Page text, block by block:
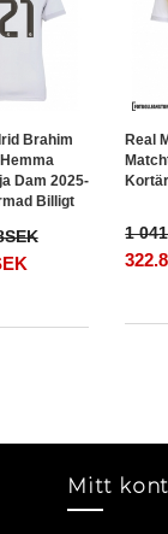
Brahim
Dam 2025-
Billigt
Real
1
Mitt